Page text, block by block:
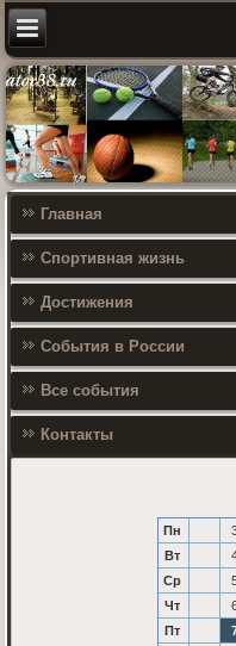
Главная
Спортивная жизнь
Достижения
События в России
Все события
Контакты
Пн
Вт
Ср
Чт
Пт